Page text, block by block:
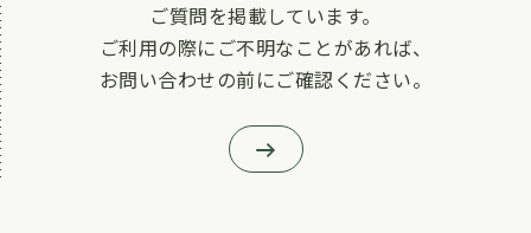
ご質問を掲載しています。
ご利用の際にご不明なことがあれば、
お問い合わせの前にご確認ください。